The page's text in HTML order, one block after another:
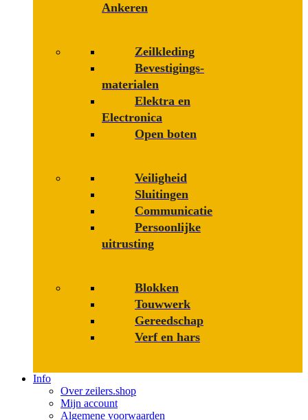
Ankeren
Zeilkleding
Bevestigings­­
materialen
Elektra en
Electronica
Open boten
Veiligheid
Sluitingen
Communicatie
Persoonlijke
uitrusting
Blokken
Touwwerk
Gereedschap
Verf en hars
Info
Over zeilers.shop
Mijn account
Algemene voorwaarden